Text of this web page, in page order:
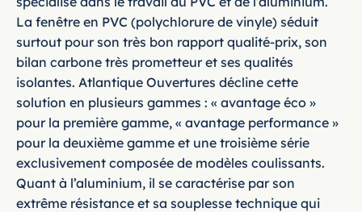
La fenêtre en PVC (polychlorure de vinyle) séduit
surtout pour son très bon rapport qualité-prix, son
bilan carbone très prometteur et ses qualités
isolantes. Atlantique Ouvertures décline cette
solution en plusieurs gammes : « avantage éco »
pour la première gamme, « avantage performance »
pour la deuxième gamme et une troisième série
exclusivement composée de modèles coulissants.
Quant à l’aluminium, il se caractérise par son
extrême résistance et sa souplesse technique qui